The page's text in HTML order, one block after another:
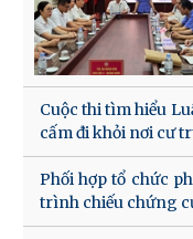
Cuộc thi tìm hiểu
cấm đi khỏi nơi cư
Phối hợp tổ chức
trình chiếu chứng